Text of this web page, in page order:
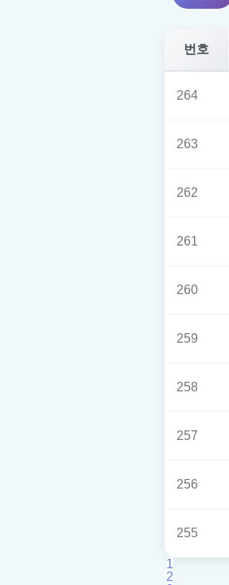
번호
264
263
262
261
260
259
258
257
256
255
1
2